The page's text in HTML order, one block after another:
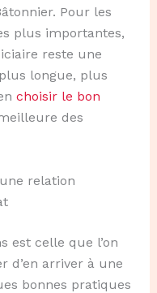
Pour les
plus importantes,
reste une
longue, plus
choisir le bon
des
relation
est celle que l’on
d’en arriver à une
bonnes pratiques